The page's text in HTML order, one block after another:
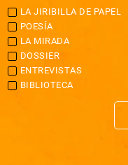
LA JIRIBILLA DE PAPEL
POESÍA
LA MIRADA
DOSSIER
ENTREVISTAS
BIBLIOTECA